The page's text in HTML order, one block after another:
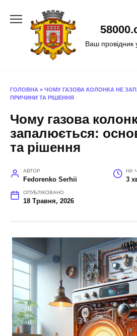
Ваш провідник
ГОЛОВНА » ЧОМУ ГАЗОВА КОЛОНКА НЕ
ПРИЧИНИ ТА РІШЕННЯ
Чому газова
запалюється:
та рішення
АВТОР
Fedorenko Serhii
НА
3
ОПУБЛІКОВАНО
18 Травня, 2026